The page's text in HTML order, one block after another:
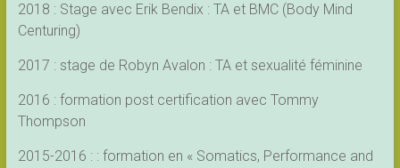
2018 : Stage avec Erik Bendix : TA et BMC (Body Mind
Centuring)
2017 : stage de Robyn Avalon : TA et sexualité féminine
2016 : formation post certification avec Tommy
Thompson
2015-2016 : : formation en « Somatics, Performance and